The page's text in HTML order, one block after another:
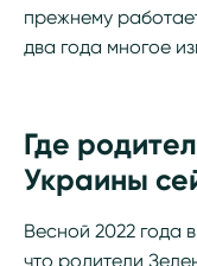
прежнему
два года многое
Где
Украины
Весной 2022 года
что родители